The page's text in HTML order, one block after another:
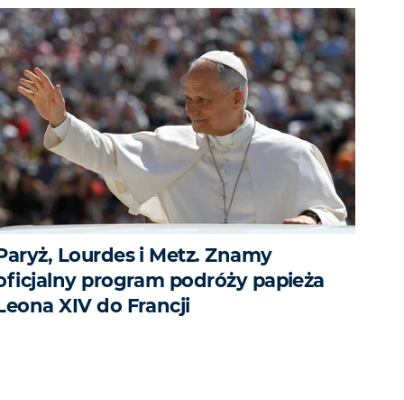
Lourdes i Metz. Znamy
program podróży papieża
XIV do Francji